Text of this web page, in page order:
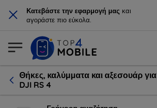
× Κατεβάστε την εφαρμογή μας και
αγοράστε πιο εύκολα.
Θήκες, καλύμματα και αξεσουάρ για
DJI RS 4